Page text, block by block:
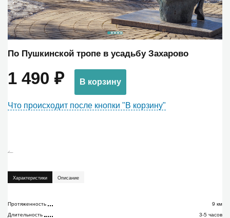
По Пушкинской тропе в усадьбу Захарово
1 490 ₽ В корзину
Что происходит после кнопки "В корзину"
Характеристики Описание
Протяженность
9 км
Длительность
3-5 часов